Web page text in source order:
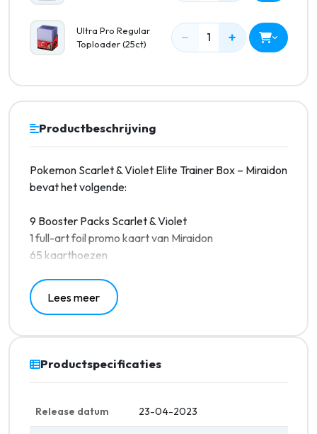
Ultra Pro Regular
Toploader (25ct)
− 1 +
Productbeschrijving
Pokemon Scarlet & Violet Elite Trainer Box – Miraidon
bevat het volgende:
9 Booster Packs Scarlet & Violet
1 full-art foil promo kaart van Miraidon
65 kaarthoezen
Een Pokemon spelboek
6 schadeteller dobbelstenen
10 pokemon kaarten per pack
1 code kaart voor de Trading Card Game Online
Lees meer
Productspecificaties
Release datum 23-04-2023